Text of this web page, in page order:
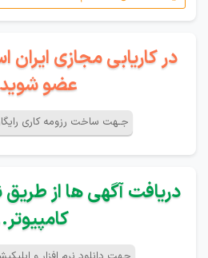
در کاریابی مجازی ایران
عضو
جـهت ساخت رزومه کاری
دریافت آگهی ها از طریق